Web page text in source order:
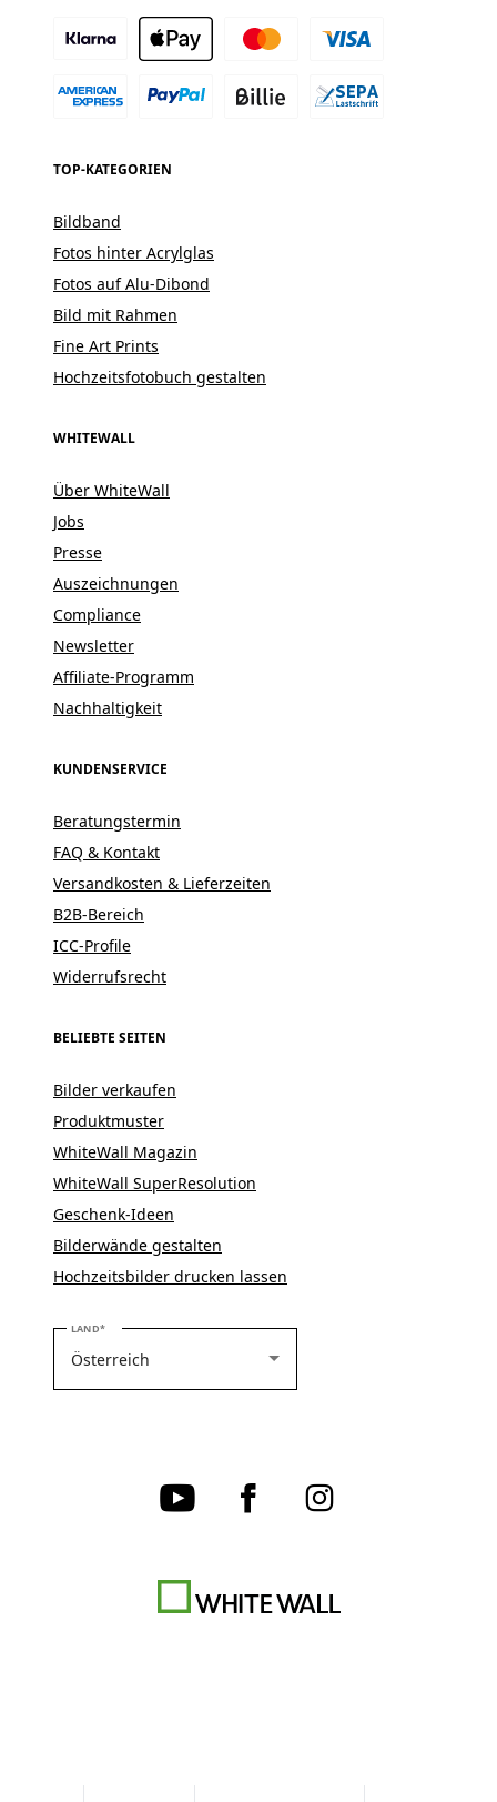
TOP-KATEGORIEN
Bildband
Fotos hinter Acrylglas
Fotos auf Alu-Dibond
Bild mit Rahmen
Fine Art Prints
Hochzeitsfotobuch gestalten
WHITEWALL
Über WhiteWall
Jobs
Presse
Auszeichnungen
Compliance
Newsletter
Affiliate-Programm
Nachhaltigkeit
KUNDENSERVICE
Beratungstermin
FAQ & Kontakt
Versandkosten & Lieferzeiten
B2B-Bereich
ICC-Profile
Widerrufsrecht
BELIEBTE SEITEN
Bilder verkaufen
Produktmuster
WhiteWall Magazin
WhiteWall SuperResolution
Geschenk-Ideen
Bilderwände gestalten
Hochzeitsbilder drucken lassen
LANDBITTE WÄHLEN SIE IHR LAND